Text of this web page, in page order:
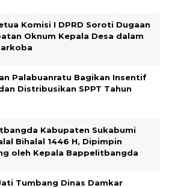
Komisi I DPRD Soroti Dugaan
Oknum Kepala Desa dalam
Palabuanratu Bagikan Insentif
Distribusikan SPPT Tahun
Kabupaten Sukabumi
Bihalal 1446 H, Dipimpin
oleh Kepala Bappelitbangda
Tumbang Dinas Damkar